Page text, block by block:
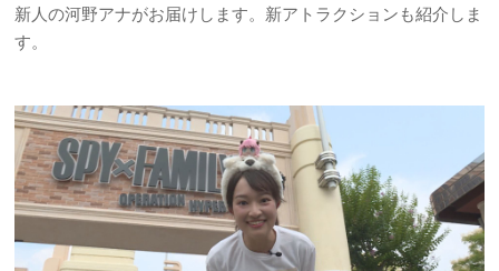
新人の河野アナがお届けします。新アトラクションも紹介しま
す。